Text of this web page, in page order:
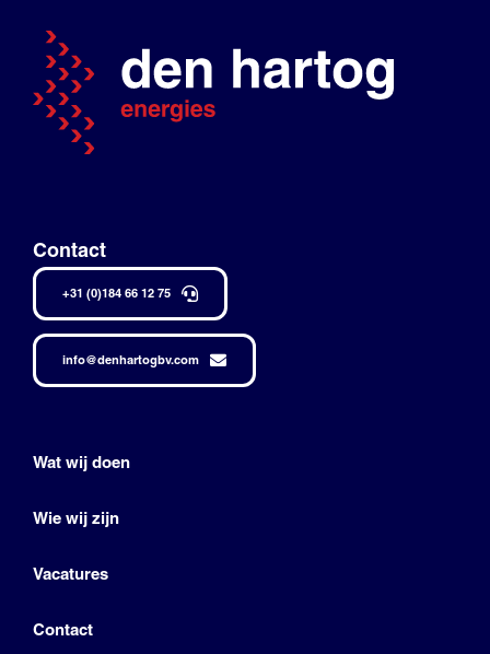
Contact
+31 (0)184 66 12 75
info@denhartogbv.com
Wat wij doen
Wie wij zijn
Vacatures
Contact